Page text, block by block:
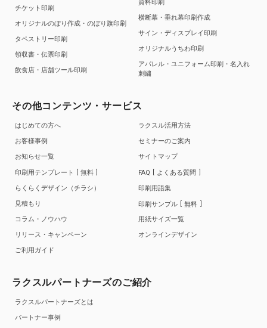
チケット印刷
オリジナルのぼり作成・のぼり旗印刷
タペストリー印刷
領収書・伝票印刷
飲食店・店舗ツール印刷
資料印刷
横断幕・垂れ幕印刷作成
サイン・ディスプレイ印刷
オリジナルうちわ印刷
アパレル・ユニフォーム印刷・名入れ
刺繍
その他コンテンツ・サービス
はじめての方へ
お客様事例
お知らせ一覧
印刷用テンプレート
無料
らくらくデザイン（チラシ）
見積もり
コラム・ノウハウ
リリース・キャンペーン
ご利用ガイド
ラクスル活用方法
セミナーのご案内
サイトマップ
FAQ
よくある質問
印刷用語集
印刷サンプル
無料
用紙サイズ一覧
オンラインデザイン
ラクスルパートナーズのご紹介
ラクスルパートナーズとは
パートナー事例